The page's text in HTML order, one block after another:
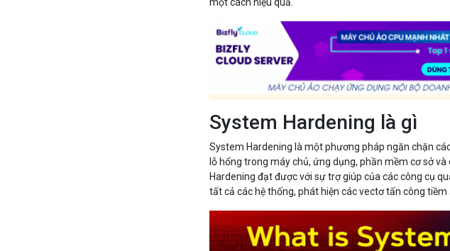
System Hardening là gì
System Hardening là một phương pháp ngăn chặn
lỗ hổng trong máy chủ, ứng dụng, phần mềm cơ sở
Hardening đạt được với sự trợ giúp của các công cụ
tất cả các hệ thống, phát hiện các vectơ tấn công